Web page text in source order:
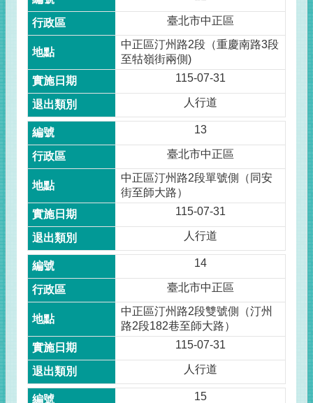
臺北市中正區
中正區汀州路2段（重慶南路3段
至牯嶺街兩側)
115-07-31
人行道
13
臺北市中正區
中正區汀州路2段單號側（同安
街至師大路）
115-07-31
人行道
14
臺北市中正區
中正區汀州路2段雙號側（汀州
路2段182巷至師大路）
115-07-31
人行道
15